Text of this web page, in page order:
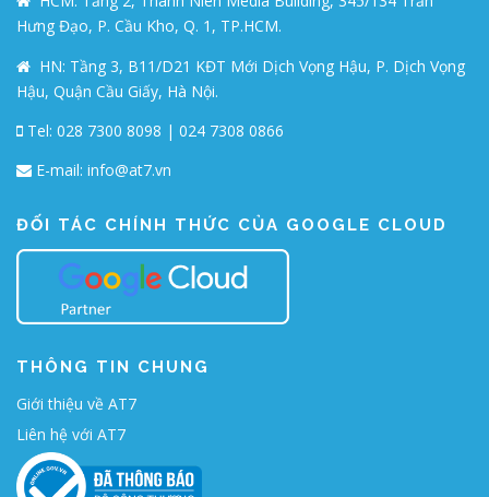
Hưng Đạo, P. Cầu Kho, Q. 1, TP.HCM.
HN: Tầng 3, B11/D21 KĐT Mới Dịch Vọng Hậu, P. Dịch Vọng
Hậu, Quận Cầu Giấy, Hà Nội.
Tel: 028 7300 8098 | 024 7308 0866
E-mail: info@at7.vn
ĐỐI TÁC CHÍNH THỨC CỦA GOOGLE CLOUD
THÔNG TIN CHUNG
Giới thiệu về AT7
Liên hệ với AT7